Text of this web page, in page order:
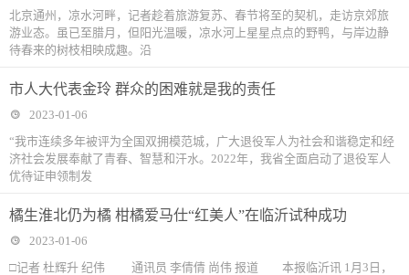
北京通州，凉水河畔，记者趁着旅游复苏、春节将至的契机，走访京郊旅
游业态。虽已至腊月，但阳光温暖，凉水河上星星点点的野鸭，与岸边静
待春来的树枝相映成趣。沿
市人大代表金玲 群众的困难就是我的责任
2023-01-06
“我市连续多年被评为全国双拥模范城，广大退役军人为社会和谐稳定和经
济社会发展奉献了青春、智慧和汗水。2022年，我省全面启动了退役军人
优待证申领制发
橘生淮北仍为橘 柑橘爱马仕“红美人”在临沂试种成功
2023-01-06
□记者 杜辉升 纪伟 通讯员 李倩倩 尚伟 报道 本报临沂讯 1月3日，